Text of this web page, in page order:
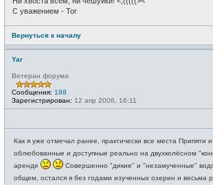
С уважением - Tor
Вернуться к началу
Yar
Ветеран форума
Сообщения: 188
Зарегистрирован: 12 апр 2006, 16:11
Как я уже отмечал ранее, практически все места Припяти
облюбованные и доступные реально на двухколёсном
аренде
Совершенно "дикие" и "незамученные"
общем, остался я без годами изученных озерин и весьма